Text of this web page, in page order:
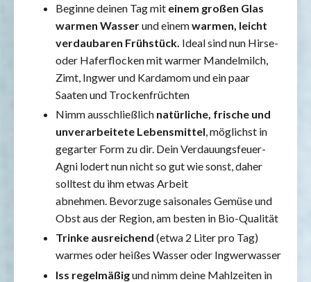
Beginne deinen Tag mit einem großen Glas
warmen Wasserund einemwarmen, leicht
verdaubaren Frühstück. Ideal sind nun Hirse-
oder Haferflocken mit warmer Mandelmilch,
Zimt, Ingwer und Kardamom und ein paar
Saaten und Trockenfrüchten
Nimm ausschließlich natürliche, frische und
unverarbeitete Lebensmittel, möglichst in
gegarter Form zu dir. Dein Verdauungsfeuer-
Agni lodert nun nicht so gut wie sonst, daher
solltest du ihm etwas Arbeit
abnehmen. Bevorzuge saisonales Gemüse und
Obst aus der Region, am besten in Bio-Qualität
Trinke ausreichend (etwa 2 Liter pro Tag)
warmes oder heißes Wasser oder Ingwerwasser
Iss regelmäßigund nimm deine Mahlzeiten in